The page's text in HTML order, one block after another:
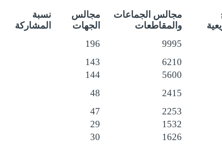
مجالس الجماعات
والمقاطعات
مجالس
الجهات
نسبة
المشاركة
9995
196
6210
143
5600
144
2415
48
2253
47
1532
29
1626
30